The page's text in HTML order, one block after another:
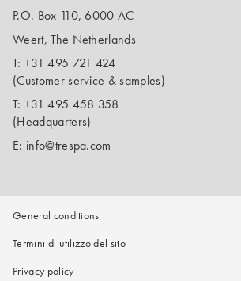
P.O. Box 110, 6000 AC
Weert, The Netherlands
T: +31 495 721 424
(Customer service & samples)
T: +31 495 458 358
(Headquarters)
E: info@trespa.com
General conditions
Termini di utilizzo del sito
Privacy policy